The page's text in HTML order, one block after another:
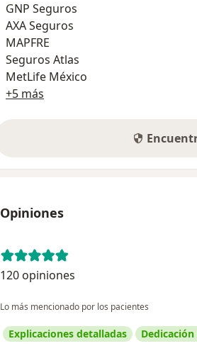
GNP Seguros
AXA Seguros
MAPFRE
Seguros Atlas
MetLife México
+5 más
Opiniones
120 opiniones
Lo más mencionado por los pacientes
Explicaciones detalladas